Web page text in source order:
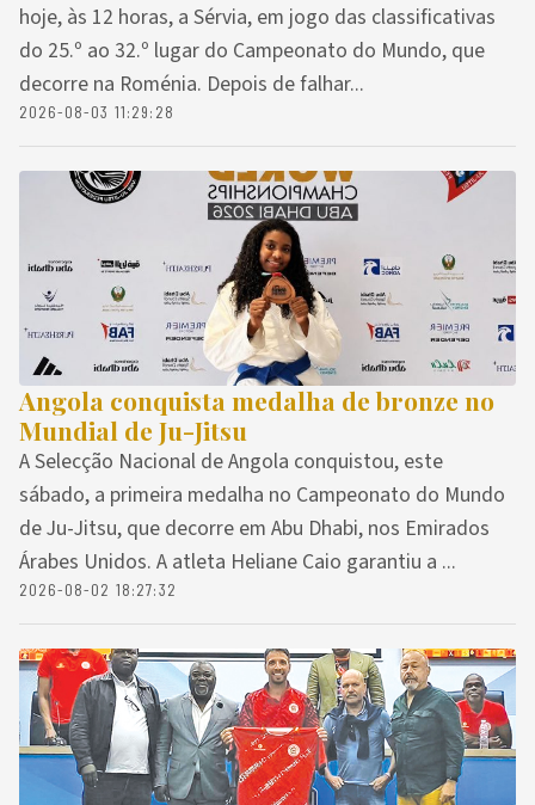
hoje, às 12 horas, a Sérvia, em jogo das classificativas
do 25.º ao 32.º lugar do Campeonato do Mundo, que
decorre na Roménia. Depois de falhar...
2026-08-03 11:29:28
Angola conquista medalha de bronze no
Mundial de Ju-Jitsu
A Selecção Nacional de Angola conquistou, este
sábado, a primeira medalha no Campeonato do Mundo
de Ju-Jitsu, que decorre em Abu Dhabi, nos Emirados
Árabes Unidos. A atleta Heliane Caio garantiu a ...
2026-08-02 18:27:32